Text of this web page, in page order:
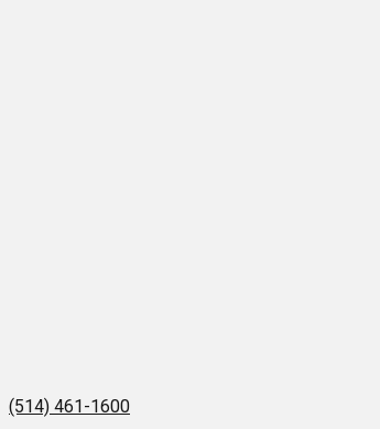
(514) 461-1600